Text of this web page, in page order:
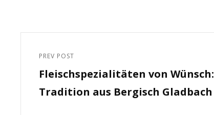
Previous
Post
PREV POST
Fleischspezialitäten von Wünsch:
Tradition aus Bergisch Gladbach